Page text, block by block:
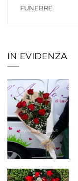
FUNEBRE
IN EVIDENZA